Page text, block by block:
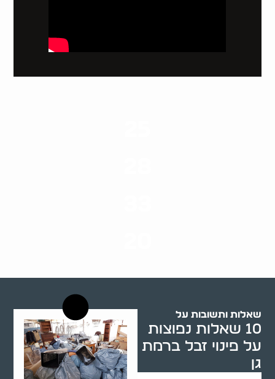
שאלות ותשובות על
10 שאלות נפוצות
על פינוי זבל ברמת
גן